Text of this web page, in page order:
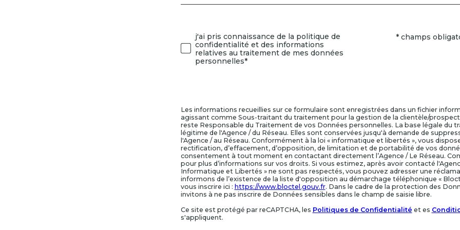
n
z
v
o
s
c
Validation
j'ai pris connaissance de la politique de
confidentialité et des informations
relatives au traitement de mes données
personnelles*
* champs
Les informations recueillies sur ce formulaire sont enregistrées dans un fichier
agissant comme Sous-traitant du traitement pour la gestion de la clientèle/
reste Responsable du Traitement de vos Données personnelles. La base légale du
légitime de l'Agence / du Réseau. Elles sont conservées jusqu'à demande de
l'Agence / au Réseau. Conformément à la loi « informatique et libertés », vous
rectification, d’effacement, d’opposition, de limitation et de portabilité de vos
consentement à tout moment en contactant directement l’Agence / Le Réseau.
pour plus d’informations sur vos droits. Si vous estimez, après avoir contacté
Informatique et Libertés » ne sont pas respectés, vous pouvez adresser une
informons de l’existence de la liste d'opposition au démarchage téléphonique «
vous inscrire ici : https://www.bloctel.gouv.fr. Dans le cadre de la protection des
invitons à ne pas inscrire de Données sensibles dans le champ de saisie libre.
Ce site est protégé par reCAPTCHA, les Politiques de Confidentialité et es
s'appliquent.